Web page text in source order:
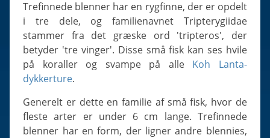
Slugs & Snails
Sea Stars, Urchins & Sea Cucumbers
Clams & Oysters
Sponges
Bristle Worms
Jellyfish
Trefinnede blenner har en rygfinne, der er opdelt
i tre dele, og familienavnet Tripterygiidae
stammer fra det græske ord 'tripteros', der
betyder 'tre vinger'. Disse små fisk kan ses hvile
på koraller og svampe på alle Koh Lanta-
dykkerture.
Generelt er dette en familie af små fisk, hvor de
fleste arter er under 6 cm lange. Trefinnede
blenner har en form, der ligner andre blennies,